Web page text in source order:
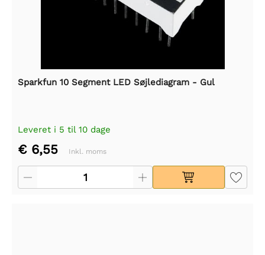
Sparkfun 10 Segment LED Søjlediagram - Gul
Leveret i 5 til 10 dage
€ 6,55 Inkl. moms